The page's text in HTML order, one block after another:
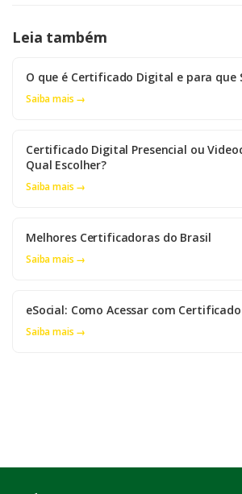
Leia também
O que é Certificado Digital e para que
Saiba mais →
Certificado Digital Presencial ou
Qual Escolher?
Saiba mais →
Melhores Certificadoras do Brasil
Saiba mais →
eSocial: Como Acessar com
Saiba mais →